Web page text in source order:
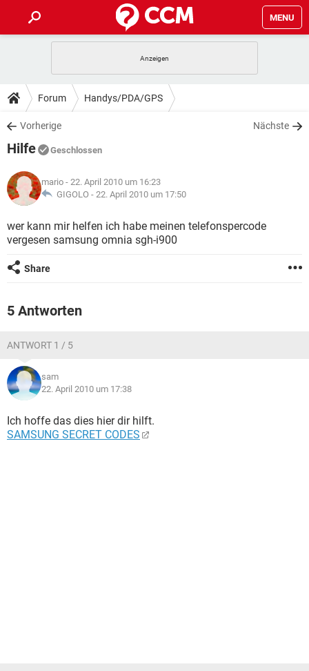
MENU
ANDROID IOS
WINDOWS 10
WHATSAPP
FACEBOOK
TIPPS & TRICKS
SPIELE STREAMING
WHATSAPP
FACEBOOK
DOWNLOADS
SPIELE
ANDROID
WINDOWS 10 INSTAGRAM
WHATSAPP TIKTOK
FACEBOOK HARDWARE
FORUM
SPIELE
ANDROID
WINDOWS 10 INSTAGRAM
LEXIKON
SPIELE STREAMING
ANDROID IOS
WINDOWS 10
FACEBOOK
Forum Handys/PDA/GPS
Vorherige Nächste
Hilfe Geschlossen
mario - 22. April 2010 um 16:23
GIGOLO - 22. April 2010 um 17:50
wer kann mir helfen ich habe meinen telefonspercode
vergesen samsung omnia sgh-i900
Share
5 Antworten
ANTWORT 1 / 5
sam
22. April 2010 um 17:38
Ich hoffe das dies hier dir hilft.
SAMSUNG SECRET CODES